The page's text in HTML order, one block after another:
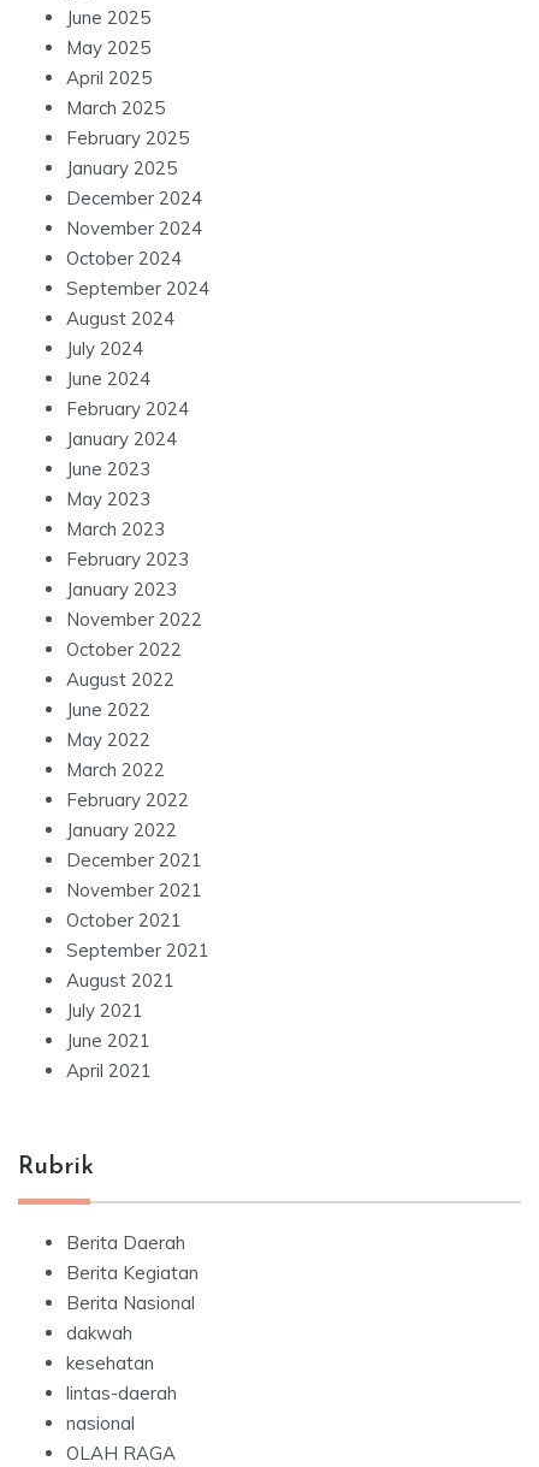
June 2025
May 2025
April 2025
March 2025
February 2025
January 2025
December 2024
November 2024
October 2024
September 2024
August 2024
July 2024
June 2024
February 2024
January 2024
June 2023
May 2023
March 2023
February 2023
January 2023
November 2022
October 2022
August 2022
June 2022
May 2022
March 2022
February 2022
January 2022
December 2021
November 2021
October 2021
September 2021
August 2021
July 2021
June 2021
April 2021
Rubrik
Berita Daerah
Berita Kegiatan
Berita Nasional
dakwah
kesehatan
lintas-daerah
nasional
OLAH RAGA